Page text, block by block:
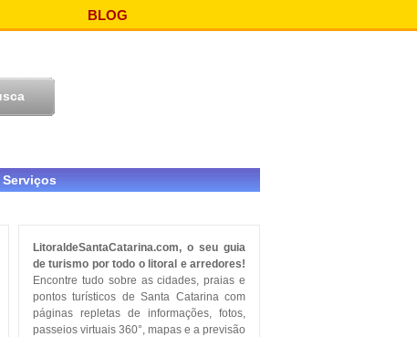
BLOG
Serviços
LitoraldeSantaCatarina.com, o seu guia
de turismo por todo o litoral e arredores!
Encontre tudo sobre as cidades, praias e
pontos turísticos de Santa Catarina com
páginas repletas de informações, fotos,
passeios virtuais 360°, mapas e a previsão